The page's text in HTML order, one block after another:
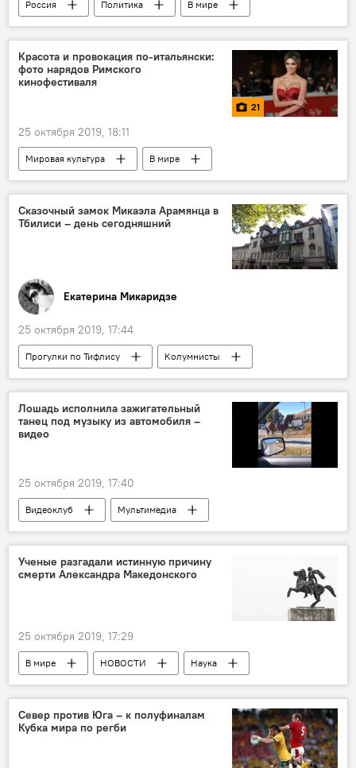
Россия Политика
В мире
Видео
Мультимедиа
США
Санкции
ПОЛИТИКА
Красота и провокация по-итальянски:
фото нарядов Римского
кинофестиваля
21
25 октября 2019, 18:11
Мировая культура
В мире
Фотоленты
Мультимедиа
Фестиваль
кинофестиваль
Кино
кино
новости в фотографиях
Сказочный замок Микаэла Арамянца в
Тбилиси – день сегодняшний
Екатерина Микаридзе
25 октября 2019, 17:44
Прогулки по Тифлису
Колумнисты
АНАЛИТИКА
КУЛЬТУРА
Грузия
ОБЩЕСТВО
ТУРИЗМ Тбилиси
Лошадь исполнила зажигательный
танец под музыку из автомобиля –
видео
25 октября 2019, 17:40
Видеоклуб
Мультимедиа
животные
Ученые разгадали истинную причину
смерти Александра Македонского
25 октября 2019, 17:29
В мире НОВОСТИ
Наука
Что происходит в мире
ОБЩЕСТВО
Север против Юга – к полуфиналам
Кубка мира по регби